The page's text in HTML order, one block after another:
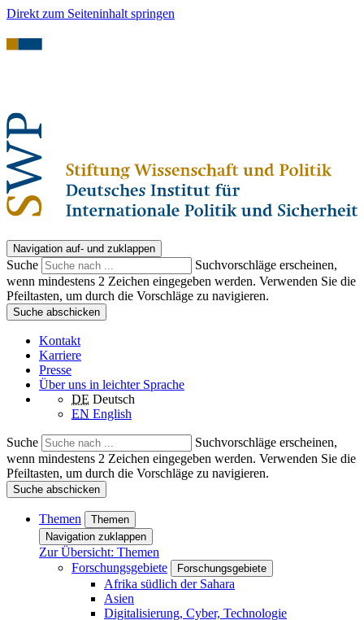
Direkt zum Seiteninhalt springen
Navigation auf- und zuklappen
Suche
Suchvorschläge erscheinen,
wenn mindestens 2 Zeichen eingegeben werden. Verwenden Sie die
Pfeiltasten, um durch die Vorschläge zu navigieren.
Suche abschicken
Kontakt
Karriere
Presse
Über uns in leichter Sprache
DE Deutsch
EN English
Suche
Suchvorschläge erscheinen,
wenn mindestens 2 Zeichen eingegeben werden. Verwenden Sie die
Pfeiltasten, um durch die Vorschläge zu navigieren.
Suche abschicken
Themen
Themen
Navigation zuklappen
Zur Übersicht: Themen
Forschungsgebiete
Forschungsgebiete
Afrika südlich der Sahara
Asien
Digitalisierung, Cyber, Technologie